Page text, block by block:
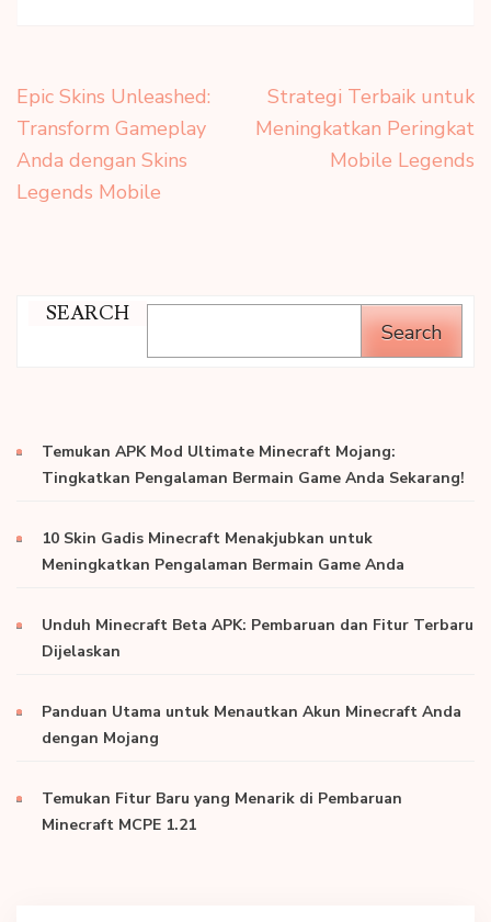
Post
navigation
Epic Skins Unleashed:
Transform Gameplay
Anda dengan Skins
Legends Mobile
Strategi Terbaik untuk
Meningkatkan Peringkat
Mobile Legends
SEARCH
Search
Temukan APK Mod Ultimate Minecraft Mojang:
Tingkatkan Pengalaman Bermain Game Anda Sekarang!
10 Skin Gadis Minecraft Menakjubkan untuk
Meningkatkan Pengalaman Bermain Game Anda
Unduh Minecraft Beta APK: Pembaruan dan Fitur Terbaru
Dijelaskan
Panduan Utama untuk Menautkan Akun Minecraft Anda
dengan Mojang
Temukan Fitur Baru yang Menarik di Pembaruan
Minecraft MCPE 1.21